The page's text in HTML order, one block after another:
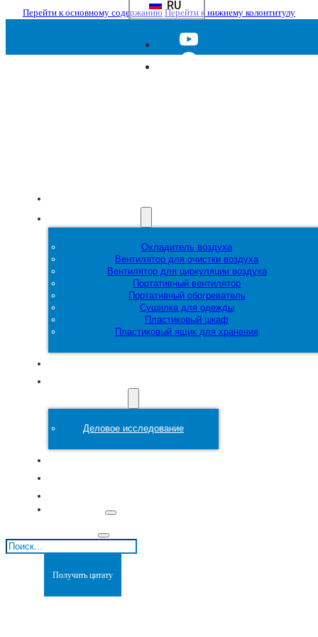
Перейти к основному содержанию Перейти к нижнему колонтитулу
RU
Охладитель воздуха
Вентилятор для очистки воздуха
Вентилятор для циркуляции воздуха
Портативный вентилятор
Портативный обогреватель
Сушилка для одежды
Пластиковый шкаф
Пластиковый ящик для хранения
Деловое исследование
Поиск
Получить цитату